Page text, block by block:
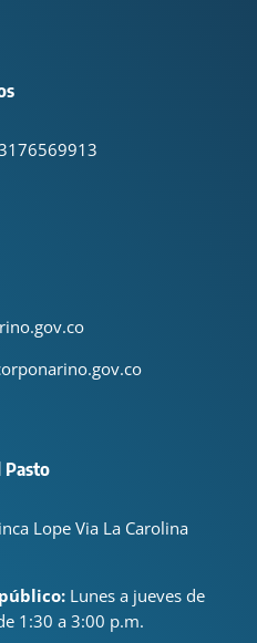
Pasto
Lope Via La Carolina
Lunes a jueves de
1:30 a 3:00 p.m.